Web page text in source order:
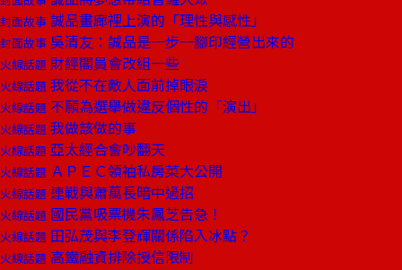
封面故事 誠品畫廊裡上演的「理性與感性」
封面故事 吳清友：誠品是一步一腳印經營出來的
火線話題 財經閣員會改組一些
火線話題 我從不在敵人面前掉眼淚
火線話題 不願為選舉做違反個性的「演出」
火線話題 我做該做的事
火線話題 亞太經合會吵翻天
火線話題 ＡＰＥＣ領袖私房菜大公開
火線話題 連戰與蕭萬長暗中過招
火線話題 國民黨吸票機朱鳳芝告急！
火線話題 田弘茂與李登輝關係陷入冰點？
火線話題 高鐵融資排除授信限制